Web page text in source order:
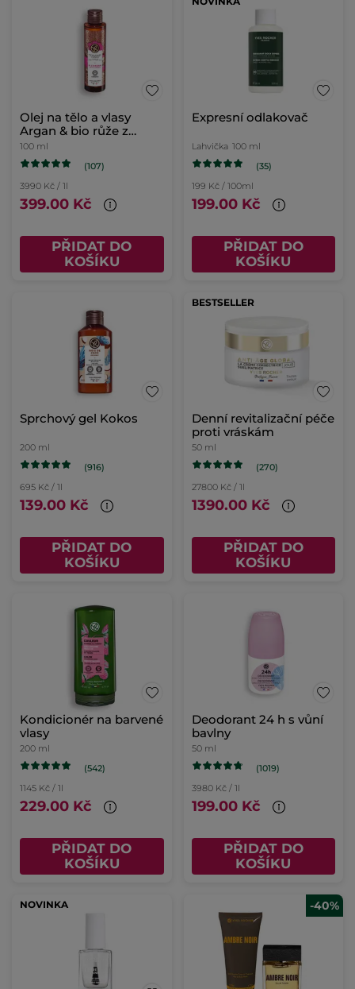
Olej na tělo a vlasy
Argan & bio růže z
Maroka
100 ml
(107)
3990 Kč / 1l
399.00 Kč
PŘIDAT DO
KOŠÍKU
Expresní odlakovač
Lahvička 100 ml
(35)
199 Kč / 100ml
199.00 Kč
PŘIDAT DO
KOŠÍKU
Sprchový gel Kokos
200 ml
(916)
695 Kč / 1l
139.00 Kč
PŘIDAT DO
KOŠÍKU
BESTSELLER
Denní revitalizační péče
proti vráskám
50 ml
(270)
27800 Kč / 1l
1390.00 Kč
PŘIDAT DO
KOŠÍKU
Kondicionér na barvené
vlasy
200 ml
(542)
1145 Kč / 1l
229.00 Kč
PŘIDAT DO
KOŠÍKU
Deodorant 24 h s vůní
bavlny
50 ml
(1019)
3980 Kč / 1l
199.00 Kč
PŘIDAT DO
KOŠÍKU
NOVINKA -40%